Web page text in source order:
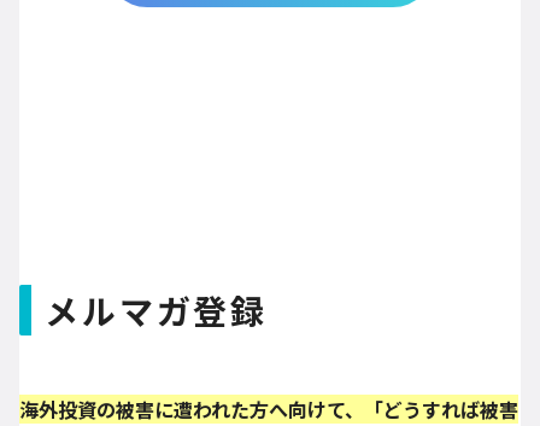
メルマガ登録
海外投資の被害に遭われた方へ向けて、「どうすれば被害